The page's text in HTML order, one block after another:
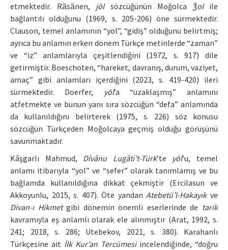
etmektedir. Rӓsӓnen, jōlsözcüğünün Moğolca ǯolile
bağlantılı olduğunu (1969, s. 205-206) öne sürmektedir.
Clauson, temel anlamının “yol”, “gidiş” olduğunu belirtmiş;
ayrıca bu anlamın erken dönem Türkçe metinlerde “zaman”
ve “iz” anlamlarıyla çeşitlendiğini (1972, s. 917) dile
getirmiştir. Boeschoten, “hareket, davranış, durum, vaziyet,
amaç” gibi anlamları içerdiğini (2023, s. 419-420) ileri
sürmektedir. Doerfer,
yōl’a “uzaklaşmış” anlamını
atfetmekte ve bunun yanı sıra sözcüğün “defa” anlamında
da kullanıldığını belirterek (1975, s. 226) söz konusu
sözcüğün Türkçeden Moğolcaya geçmiş olduğu görüşünü
savunmaktadır.
Kâşgarlı Mahmud, Dîvânu Lugâti’t-Türk’te yōl’u, temel
anlamı itibarıyla “yol” ve “sefer” olarak tanımlamış ve bu
bağlamda kullanıldığına dikkat çekmiştir (Ercilasun ve
Akkoyunlu, 2015, s. 407). Öte yandanAtebetü’l-Hakayıkve
Divan-ı Hikmetgibi dönemin önemli eserlerinde de tarik
kavramıyla eş anlamlı olarak ele alınmıştır (Arat, 1992, s.
241; 2018, s. 286; Utebekov, 2021, s. 380). Karahanlı
Türkçesine ait İlk Kur’an Tercümesiincelendiğinde, “doğru